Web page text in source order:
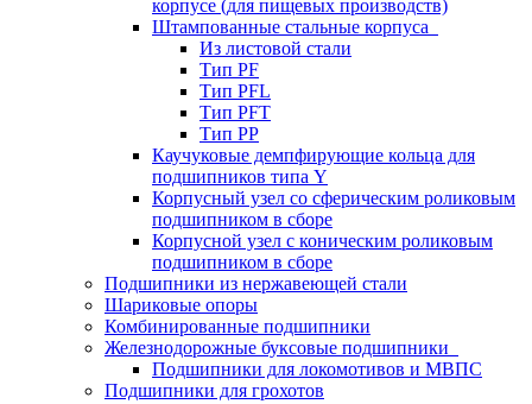
корпусе (для пищевых производств)
Штампованные стальные корпуса
Из листовой стали
Тип PF
Тип PFL
Тип PFT
Тип PP
Каучуковые демпфирующие кольца для
подшипников типа Y
Корпусный узел со сферическим роликовым
подшипником в сборе
Корпусной узел с коническим роликовым
подшипником в сборе
Подшипники из нержавеющей стали
Шариковые опоры
Комбинированные подшипники
Железнодорожные буксовые подшипники
Подшипники для локомотивов и МВПС
Подшипники для грохотов